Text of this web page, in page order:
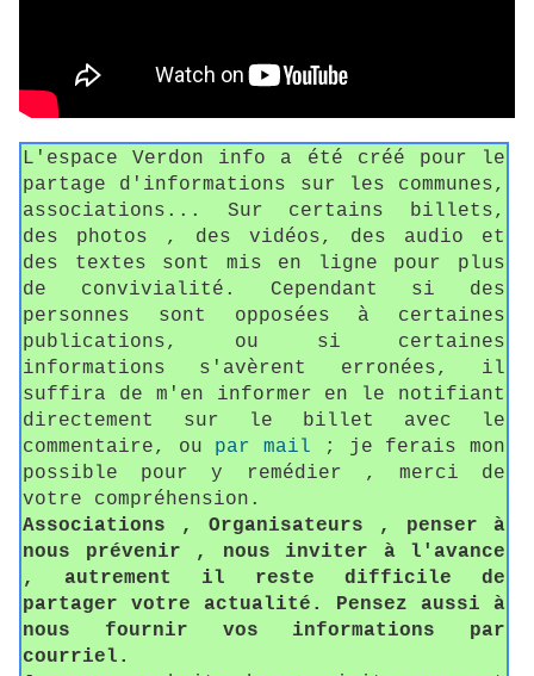
L'espace Verdon info a été créé pour le
partage d'informations sur les communes,
associations... Sur certains billets,
des photos , des vidéos, des audio et
des textes sont mis en ligne pour plus
de convivialité. Cependant si des
personnes sont opposées à certaines
publications, ou si certaines
informations s'avèrent erronées, il
suffira de m'en informer en le notifiant
directement sur le billet avec le
commentaire, ou par mail ; je ferais mon
possible pour y remédier , merci de
votre compréhension.
Associations , Organisateurs , penser à
nous prévenir , nous inviter à l'avance
, autrement il reste difficile de
partager votre actualité. Pensez aussi à
nous fournir vos informations par
courriel.